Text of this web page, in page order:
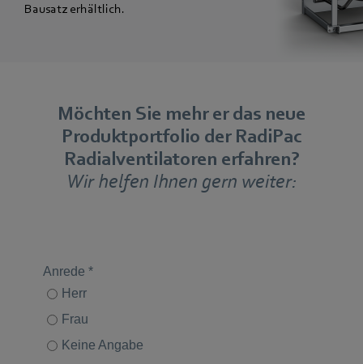
Bausatz erhältlich.
Möchten Sie mehr er das neue
Produktportfolio der RadiPac
Radialventilatoren erfahren?
Wir helfen Ihnen gern weiter: